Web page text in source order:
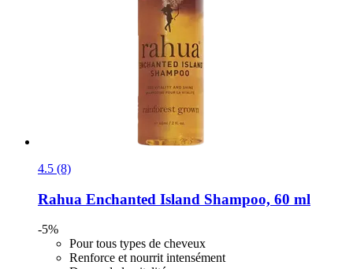
4.5 (8)
Rahua Enchanted Island Shampoo, 60 ml
-5%
Pour tous types de cheveux
Renforce et nourrit intensément